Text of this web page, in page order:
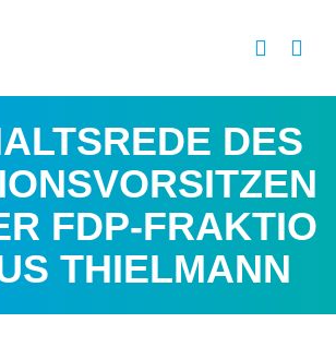
DES
FDP-FRAKTIO
THIELMANN